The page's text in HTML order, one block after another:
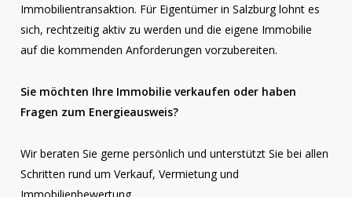
Immobilientransaktion. Für Eigentümer in Salzburg lohnt es
sich, rechtzeitig aktiv zu werden und die eigene Immobilie
auf die kommenden Anforderungen vorzubereiten.
Sie möchten Ihre Immobilie verkaufen oder haben
Fragen zum Energieausweis?
Wir beraten Sie gerne persönlich und unterstützt Sie bei allen
Schritten rund um Verkauf, Vermietung und